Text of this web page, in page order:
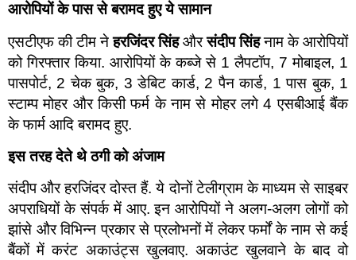
आरोपियों के पास से बरामद हुए ये सामान
एसटीएफ की टीम नेहरजिंदर सिंह औरसंदीप सिंह नाम के आरोपियों
को गिरफ्तार किया. आरोपियों के कब्जे से 1 लैपटॉप, 7 मोबाइल, 1
पासपोर्ट, 2 चेक बुक, 3 डेबिट कार्ड, 2 पैन कार्ड, 1 पास बुक, 1
स्टाम्प मोहर और किसी फर्म के नाम से मोहर लगे 4 एसबीआई बैंक
के फार्म आदि बरामद हुए.
इस तरह देते थे ठगी को अंजाम
संदीप और हरजिंदर दोस्त हैं. ये दोनों टेलीग्राम के माध्यम से साइबर
अपराधियों के संपर्क में आए. इन आरोपियों ने अलग-अलग लोगों को
झांसे और विभिन्न प्रकार से प्रलोभनों में लेकर फर्मों के नाम से कई
बैंकों में करंट अकाउंट्स खुलवाए. अकाउंट खुलवाने के बाद वो